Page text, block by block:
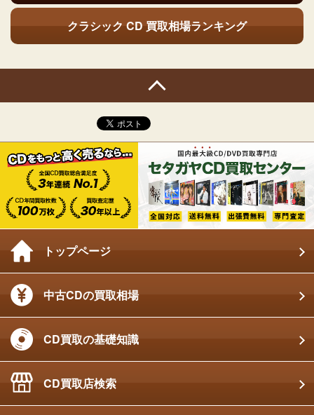
クラシック CD 買取相場ランキング
トップページ
中古CDの買取相場
CD買取の基礎知識
CD買取店検索